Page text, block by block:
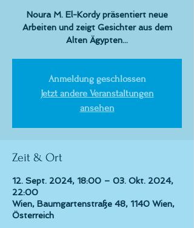
Noura M. El-Kordy präsentiert neue
Arbeiten und zeigt Gesichter aus dem
Alten Ägypten...
Anmeldung geschlossen
Jetzt andere Veranstaltungen
ansehen
Zeit & Ort
12. Sept. 2024, 18:00 – 03. Okt. 2024,
22:00
Wien, Baumgartenstraße 48, 1140 Wien,
Österreich